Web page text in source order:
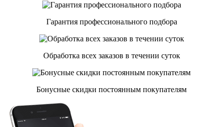
Гарантия профессионального подбора
Обработка всех заказов в течении суток
Бонусные скидки постоянным покупателям